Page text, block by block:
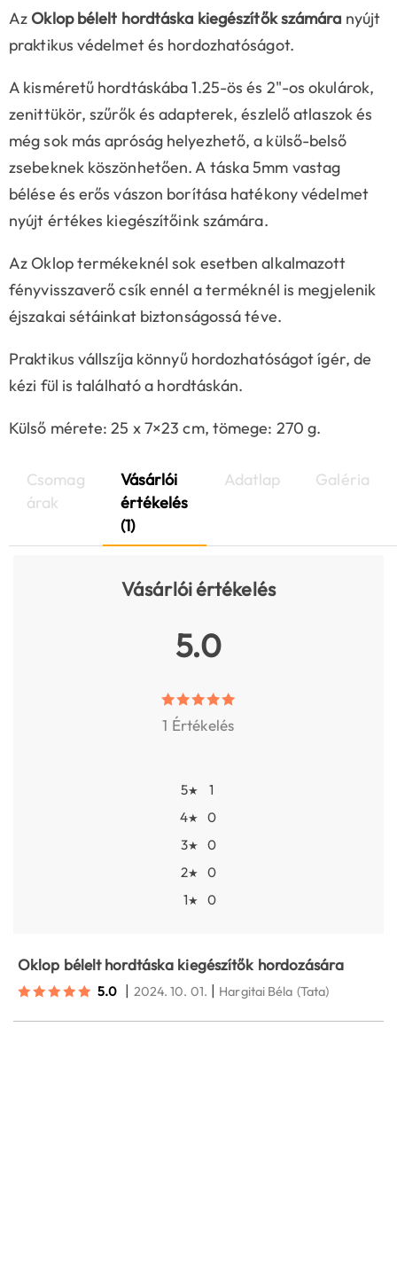
AzOklop bélelt hordtáska kiegészítők számára nyújt
praktikus védelmet és hordozhatóságot.
A kisméretű hordtáskába 1.25-ös és 2"-os okulárok,
zenittükör, szűrők és adapterek, észlelő atlaszok és
még sok más apróság helyezhető, a külső-belső
zsebeknek köszönhetően. A táska 5mm vastag
bélése és erős vászon borítása hatékony védelmet
nyújt értékes kiegészítőink számára.
Az Oklop termékeknél sok esetben alkalmazott
fényvisszaverő csík ennél a terméknél is megjelenik
éjszakai sétáinkat biztonságossá téve.
Praktikus vállszíja könnyű hordozhatóságot ígér, de
kézi fül is található a hordtáskán.
Külső mérete: 25 x 7×23 cm, tömege: 270 g.
Csomag
árak
Vásárlói
értékelés
(1)
Adatlap Galéria
Vásárlói értékelés
5.0
1 Értékelés
5★
1
4★
0
3★
0
2★
0
1★ 0
Oklop bélelt hordtáska kiegészítők hordozására
5.0 | 2024. 10. 01. | Hargitai Béla (Tata)